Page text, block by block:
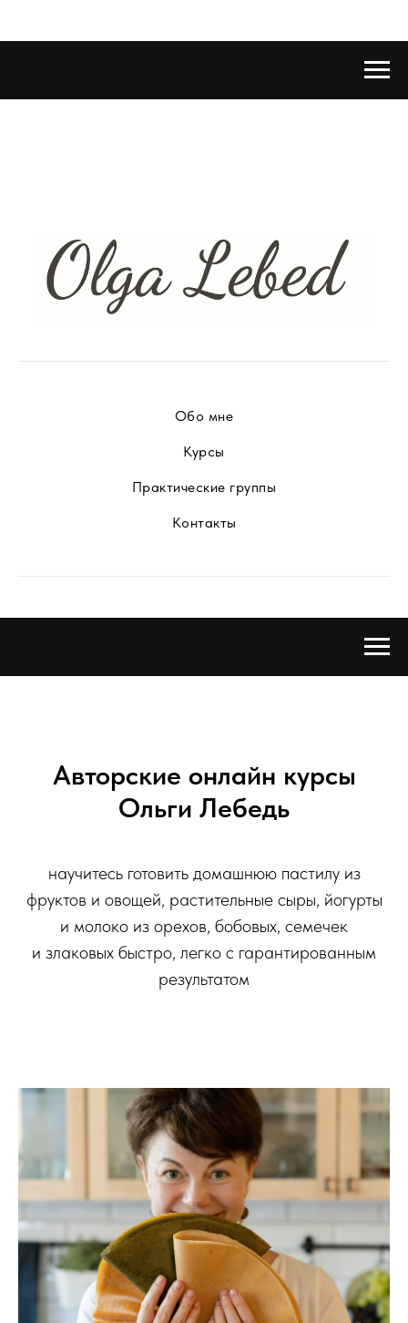
Обо мне
Курсы
Практические группы
Контакты
Авторские онлайн курсы
Ольги Лебедь
научитесь готовить домашнюю пастилу из
фруктов и овощей, растительные сыры, йогурты
и молоко из орехов, бобовых, семечек
и злаковых быстро, легко с гарантированным
результатом